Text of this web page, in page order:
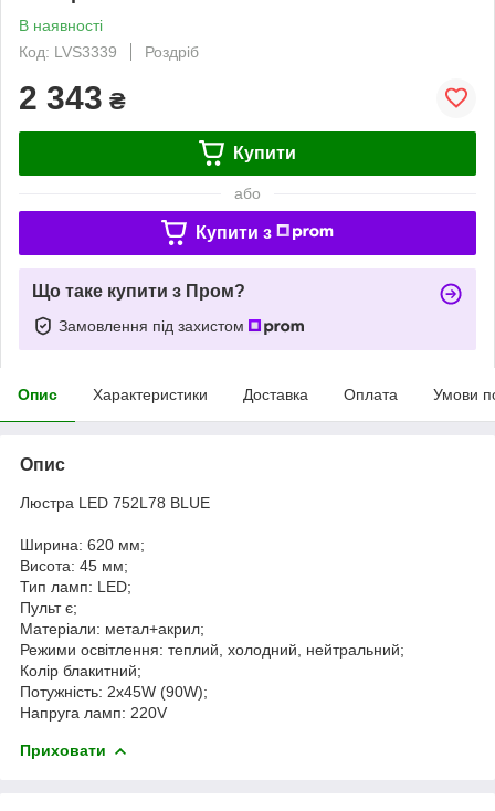
В наявності
Код: LVS3339
Роздріб
2 343 ₴
Купити
або
Купити з
Що таке купити з Пром?
Замовлення під захистом
Опис Характеристики Доставка Оплата Умови
Опис
Люстра LED 752L78 BLUE
Ширина: 620 мм;
Висота: 45 мм;
Тип ламп: LED;
Пульт є;
Матеріали: метал+акрил;
Режими освітлення: теплий, холодний, нейтральний;
Колір блакитний;
Потужність: 2x45W (90W);
Напруга ламп: 220V
Приховати